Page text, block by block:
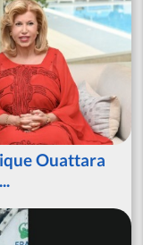
Ouattara